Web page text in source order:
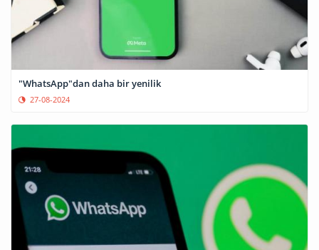
"WhatsApp"dan daha bir yenilik
27-08-2024